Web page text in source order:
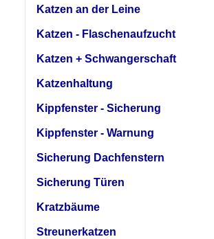
Katzen an der Leine
Katzen - Flaschenaufzucht
Katzen + Schwangerschaft
Katzenhaltung
Kippfenster - Sicherung
Kippfenster - Warnung
Sicherung Dachfenstern
Sicherung Türen
Kratzbäume
Streunerkatzen